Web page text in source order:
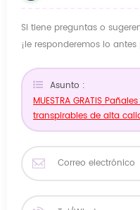
Si tiene preguntas o
¡le responderemos lo antes
Asunto :
MUESTRA GRATIS
transpirables de alta